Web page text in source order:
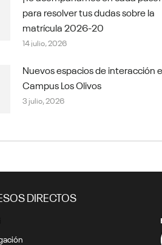
para resolver tus dudas sobre la
matrícula 2026-20
14 julio, 2026
Nuevos espacios de interacción
Campus Los Olivos
3 julio, 2026
DIRECTOS